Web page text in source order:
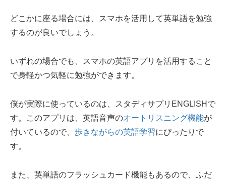
どこかに座る場合には、スマホを活用して英単語を勉強
するのが良いでしょう。
いずれの場合でも、スマホの英語アプリを活用すること
で身軽かつ気軽に勉強ができます。
僕が実際に使っているのは、スタディサプリENGLISHで
す。このアプリは、英語音声のオートリスニング機能が
付いているので、 歩きながらの英語学習にぴったりで
す。
また、英単語のフラッシュカード機能もあるので、ふだ